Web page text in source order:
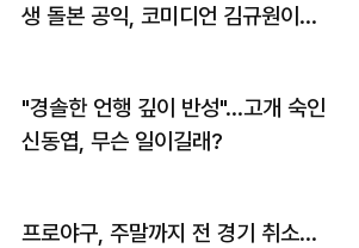
생 돌본 공익, 코미디언 김규원이었
"경솔한 언행 깊이 반성"…고개 숙인
신동엽, 무슨 일이길래?
프로야구, 주말까지 전 경기 취소…